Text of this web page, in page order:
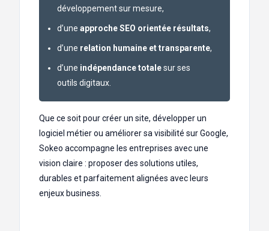
développement sur mesure,
d’une approche SEO orientée résultats,
d’une relation humaine et transparente,
d’une indépendance totalesur ses
outils digitaux.
Que ce soit pour créer un site, développer un
logiciel métier ou améliorer sa visibilité sur Google,
Sokeo accompagne les entreprises avec une
vision claire : proposer des solutions utiles,
durables et parfaitement alignées avec leurs
enjeux business.